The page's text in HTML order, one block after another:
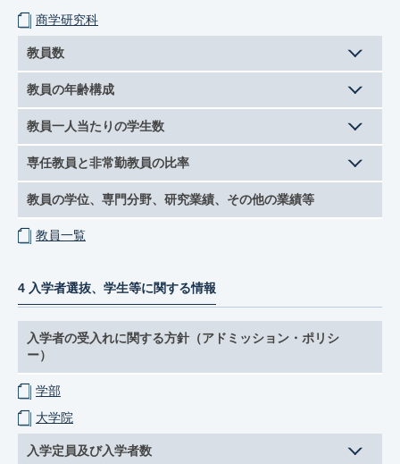
商学研究科
教員数
教員の年齢構成
教員一人当たりの学生数
専任教員と非常勤教員の比率
教員の学位、専門分野、研究業績、その他の業績等
教員一覧
4 入学者選抜、学生等に関する情報
入学者の受入れに関する方針（アドミッション・ポリシ
ー）
学部
大学院
入学定員及び入学者数